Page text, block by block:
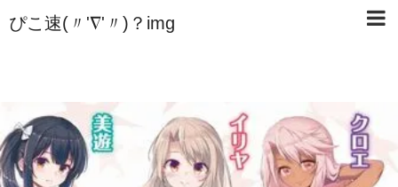
ぴこ速(〃'∇'〃)？img